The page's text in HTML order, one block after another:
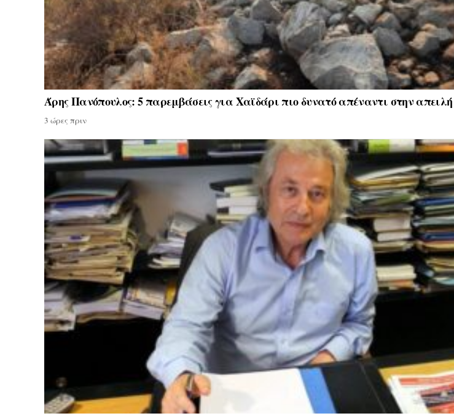
Άρης Πανόπουλος: 5 παρεμβάσεις για Χαϊδάρι πιο δυνατό απέναντι στην
3 ώρες πριν